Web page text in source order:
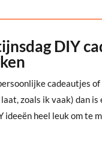
DIY
cadeautjes
zoals ik vaak) dan is
ideeën heel leuk om te